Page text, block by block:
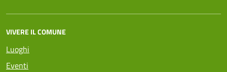
VIVERE IL COMUNE
Luoghi
Eventi